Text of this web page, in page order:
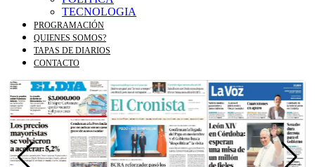
TECNOLOGIA
PROGRAMACIÓN
QUIENES SOMOS?
TAPAS DE DIARIOS
CONTACTO